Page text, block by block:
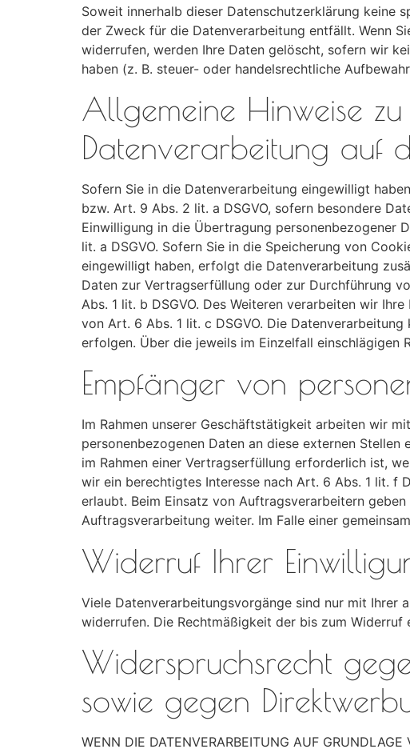
Soweit innerhalb dieser Datenschutzerklärung keine
der Zweck für die Datenverarbeitung entfällt. Wenn
widerrufen, werden Ihre Daten gelöscht, sofern wir
haben (z. B. steuer- oder handelsrechtliche
Allgemeine Hinweise
Datenverarbeitung auf
Sofern Sie in die Datenverarbeitung eingewilligt
bzw. Art. 9 Abs. 2 lit. a DSGVO, sofern besondere
Einwilligung in die Übertragung personenbezogener
lit. a DSGVO. Sofern Sie in die Speicherung von
eingewilligt haben, erfolgt die Datenverarbeitung
Daten zur Vertragserfüllung oder zur Durchführung
Abs. 1 lit. b DSGVO. Des Weiteren verarbeiten wir
von Art. 6 Abs. 1 lit. c DSGVO. Die
erfolgen. Über die jeweils im Einzelfall
Empfänger von
Im Rahmen unserer Geschäftstätigkeit arbeiten wir
personenbezogenen Daten an diese externen
im Rahmen einer Vertragserfüllung erforderlich ist,
wir ein berechtigtes Interesse nach Art. 6 Abs. 1 lit. f
erlaubt. Beim Einsatz von Auftragsverarbeitern
Auftragsverarbeitung weiter. Im Falle einer
Widerruf Ihrer
Viele Datenverarbeitungsvorgänge sind nur mit Ihrer
widerrufen. Die Rechtmäßigkeit der bis zum
Widerspruchsrecht
sowie gegen
WENN DIE DATENVERARBEITUNG AUF